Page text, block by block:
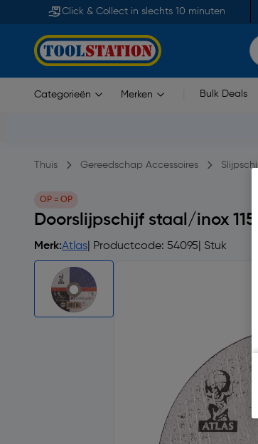
Click & Collect in slechts 10 minuten
Categorieën Merken Bulk Deals
Thuis Gereedschap Accessoires
OP = OP
Doorslijpschijf staal/inox
Merk:Atlas | Productcode: 54095 | Stuk